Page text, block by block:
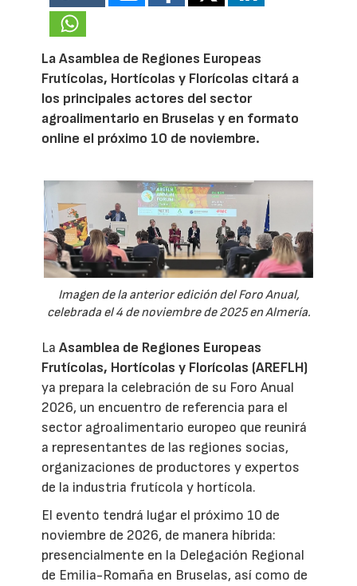
La Asamblea de Regiones Europeas
Frutícolas, Hortícolas y Florícolas citará a
los principales actores del sector
agroalimentario en Bruselas y en formato
online el próximo 10 de noviembre.
Imagen de la anterior edición del Foro Anual,
celebrada el 4 de noviembre de 2025 en Almería.
LaAsamblea de Regiones Europeas
Frutícolas, Hortícolas y Florícolas (AREFLH)
ya prepara la celebración de su Foro Anual
2026, un encuentro de referencia para el
sector agroalimentario europeo que reunirá
a representantes de las regiones socias,
organizaciones de productores y expertos
de la industria frutícola y hortícola.
El evento tendrá lugar el próximo 10 de
noviembre de 2026, de manera híbrida:
presencialmente en la Delegación Regional
de Emilia-Romaña en Bruselas, así como de